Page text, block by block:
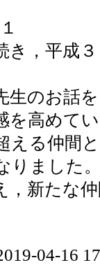
き，平成
生のお話
を高めて
える仲間
りました
新たな
04-16